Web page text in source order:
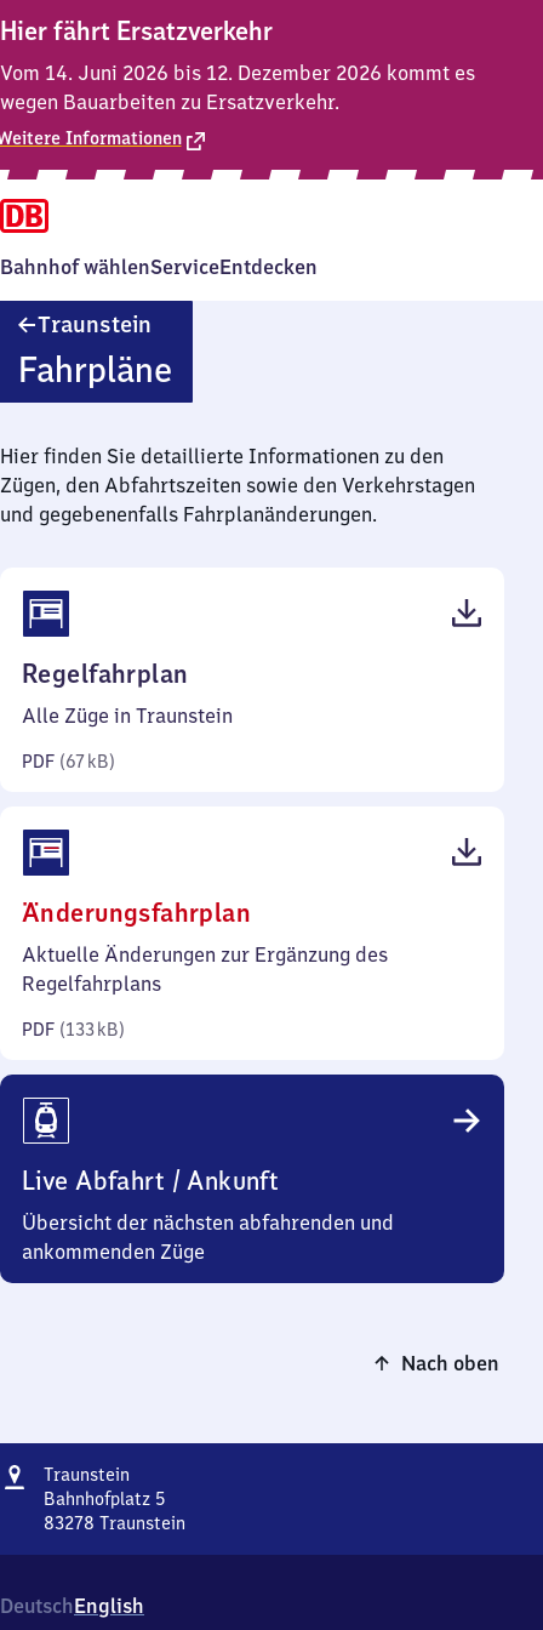
Hier fährt Ersatzverkehr
Vom 14. Juni 2026 bis 12. Dezember 2026 kommt es
wegen Bauarbeiten zu Ersatzverkehr.
Informationen
Bahnhof wählenServiceEntdecken
Traunstein
Fahrpläne
Hier finden Sie detaillierte Informationen zu den
Zügen, den Abfahrtszeiten sowie den Verkehrstagen
und gegebenenfalls Fahrplanänderungen.
Regelfahrplan
67
Alle Züge in Traunstein
PDF (67 kB)
Änderungsfahrplan
133
Aktuelle Änderungen zur Ergänzung des
Regelfahrplans
PDF (133 kB)
Live Abfahrt / Ankunft
Übersicht der nächsten abfahrenden und
ankommenden Züge
Nach oben
Adresse
Traunstein
Bahnhofplatz 5
83278 Traunstein
5,
8
DeutschEnglish